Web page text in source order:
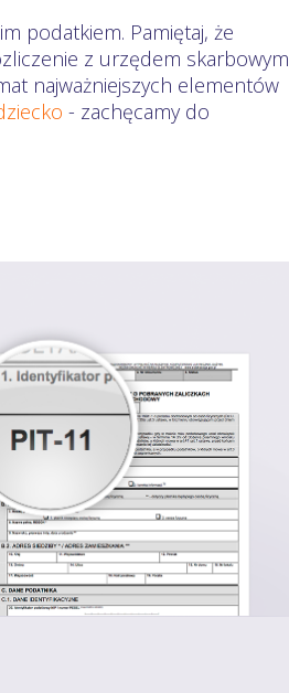
podatkiem. Pamiętaj, że
z urzędem skarbowym
najważniejszych elementów
- zachęcamy do